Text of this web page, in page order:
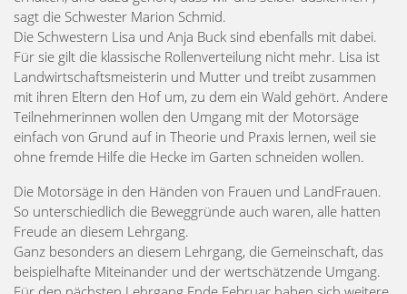
sagt die Schwester Marion Schmid.
Die Schwestern Lisa und Anja Buck sind ebenfalls mit dabei.
Für sie gilt die klassische Rollenverteilung nicht mehr. Lisa ist
Landwirtschaftsmeisterin und Mutter und treibt zusammen
mit ihren Eltern den Hof um, zu dem ein Wald gehört. Andere
Teilnehmerinnen wollen den Umgang mit der Motorsäge
einfach von Grund auf in Theorie und Praxis lernen, weil sie
ohne fremde Hilfe die Hecke im Garten schneiden wollen.
Die Motorsäge in den Händen von Frauen und LandFrauen.
So unterschiedlich die Beweggründe auch waren, alle hatten
Freude an diesem Lehrgang.
Ganz besonders an diesem Lehrgang, die Gemeinschaft, das
beispielhafte Miteinander und der wertschätzende Umgang.